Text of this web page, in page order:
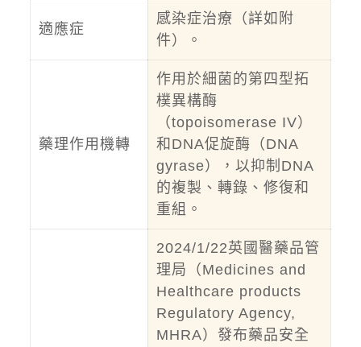
適應症
感染症治療（詳如附
件）。
藥理作用機轉
作用於細菌的第四型拓
樸異構酶
（topoisomerase IV）
和DNA促旋酶（DNA
gyrase），以抑制DNA
的複製、轉錄、修復和
重組。
2024/1/22英國醫藥品管
理局（Medicines and
Healthcare products
Regulatory Agency,
MHRA）發布藥品安全